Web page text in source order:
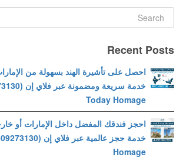
Recent Posts
احصل على تأشيرة الهند بسهولة من
Today Homage
احجز فندقك المفضل داخل الإمارات أو
Homage